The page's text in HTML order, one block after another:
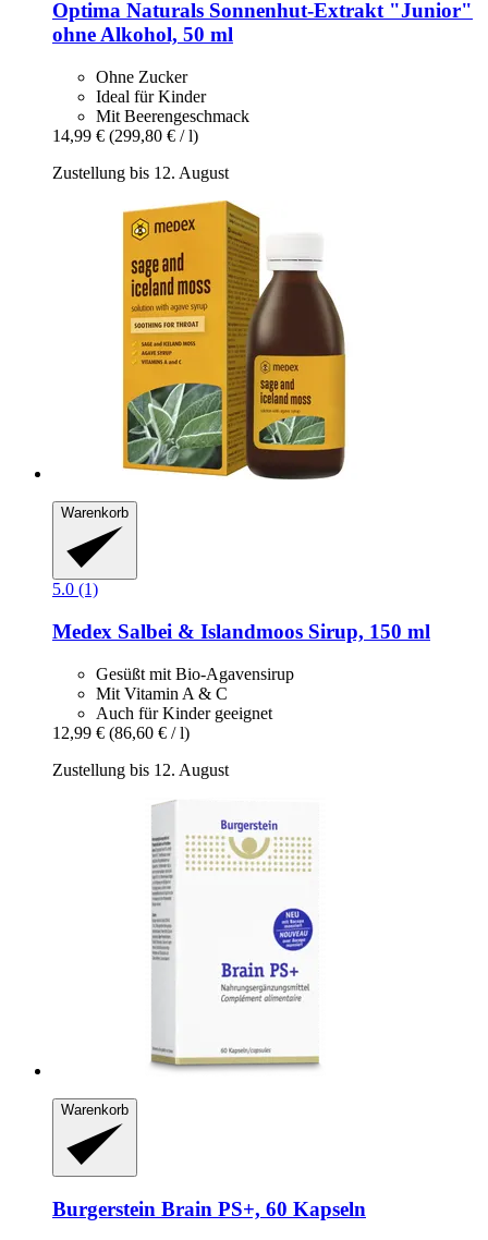
Optima Naturals Sonnenhut-​Extrakt "Junior"
ohne Alkohol, 50 ml
Ohne Zucker
Ideal für Kinder
Mit Beerengeschmack
14,99 € (299,80 € / l)
Zustellung bis 12. August
Warenkorb
5.0 (1)
Medex Salbei & Islandmoos Sirup, 150 ml
Gesüßt mit Bio-Agavensirup
Mit Vitamin A & C
Auch für Kinder geeignet
12,99 € (86,60 € / l)
Zustellung bis 12. August
Warenkorb
Burgerstein Brain PS+, 60 Kapseln